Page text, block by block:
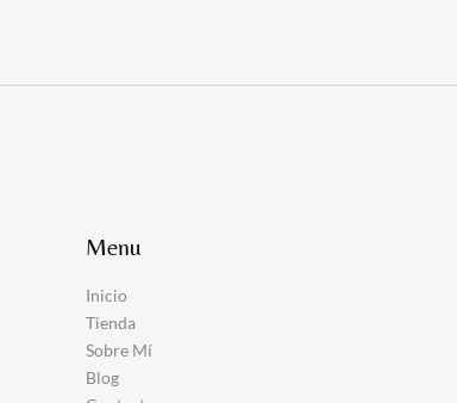
Menu
Inicio
Tienda
Sobre Mí
Blog